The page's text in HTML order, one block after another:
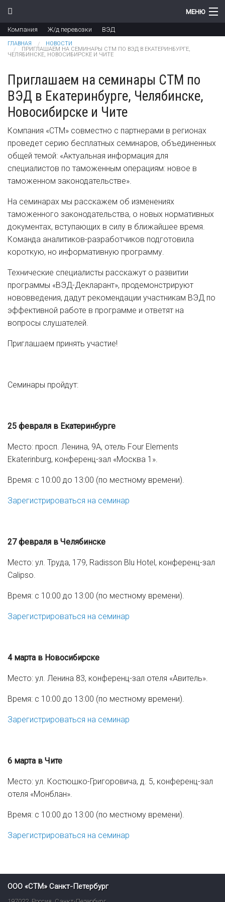
Перейти к основному содержанию
МЕНЮ
Компания
Новости
Продукты
Цены
Контакты
Компания Ж/д перевозки ВЭД
Вы здесь
ГЛАВНАЯ
НОВОСТИ
ПРИГЛАШАЕМ НА СЕМИНАРЫ СТМ ПО ВЭД В ЕКАТЕРИНБУРГЕ,
ЧЕЛЯБИНСКЕ, НОВОСИБИРСКЕ И ЧИТЕ
Приглашаем на семинары СТМ по
ВЭД в Екатеринбурге, Челябинске,
Новосибирске и Чите
Компания «СТМ» совместно с партнерами в регионах
проведет серию бесплатных семинаров, объединенных
общей темой: «Актуальная информация для
специалистов по таможенным операциям: новое в
таможенном законодательстве».
На семинарах мы расскажем об изменениях
таможенного законодательства, о новых нормативных
документах, вступающих в силу в ближайшее время.
Команда аналитиков-разработчиков подготовила
короткую, но информативную программу.
Технические специалисты расскажут о развитии
программы «ВЭД-Декларант», продемонстрируют
нововведения, дадут рекомендации участникам ВЭД по
эффективной работе в программе и ответят на
вопросы слушателей.
Приглашаем принять участие!
Семинары пройдут:
25 февраля в Екатеринбурге
Место: просп. Ленина, 9А, отель Four Elements
Ekaterinburg, конференц-зал «Москва 1».
Время: с 10:00 до 13:00 (по местному времени).
Зарегистрироваться на семинар
27 февраля в Челябинске
Место: ул. Труда, 179, Radisson Blu Hotel, конференц-зал
Calipso.
Время: с 10:00 до 13:00 (по местному времени).
Зарегистрироваться на семинар
4 марта в Новосибирске
Место: ул. Ленина 83, конференц-зал отеля «Авитель».
Время: с 10:00 до 13:00 (по местному времени).
Зарегистрироваться на семинар
6 марта в Чите
Место: ул. Костюшко-Григоровича, д. 5, конференц-зал
отеля «Монблан».
Время: с 10:00 до 13:00 (по местному времени).
Зарегистрироваться на семинар
ООО «СТМ» Санкт-Петербург